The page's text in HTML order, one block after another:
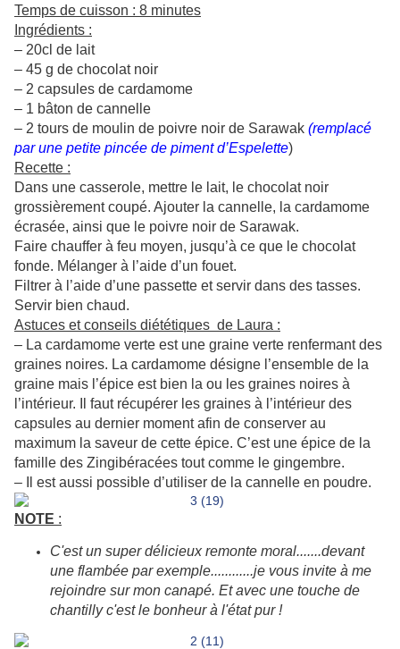
Temps de cuisson : 8 minutes
Ingrédients :
– 20cl de lait
– 45 g de chocolat noir
– 2 capsules de cardamome
– 1 bâton de cannelle
– 2 tours de moulin de poivre noir de Sarawak (remplacé
par une petite pincée de piment d’Espelette)
Recette :
Dans une casserole, mettre le lait, le chocolat noir
grossièrement coupé. Ajouter la cannelle, la cardamome
écrasée, ainsi que le poivre noir de Sarawak.
Faire chauffer à feu moyen, jusqu’à ce que le chocolat
fonde. Mélanger à l’aide d’un fouet.
Filtrer à l’aide d’une passette et servir dans des tasses.
Servir bien chaud.
Astuces et conseils diététiques de Laura :
– La cardamome verte est une graine verte renfermant des
graines noires. La cardamome désigne l’ensemble de la
graine mais l’épice est bien la ou les graines noires à
l’intérieur. Il faut récupérer les graines à l’intérieur des
capsules au dernier moment afin de conserver au
maximum la saveur de cette épice. C’est une épice de la
famille des Zingibéracées tout comme le gingembre.
– Il est aussi possible d’utiliser de la cannelle en poudre.
NOTE :
C'est un super délicieux remonte moral.......devant
une flambée par exemple............je vous invite à me
rejoindre sur mon canapé. Et avec une touche de
chantilly c'est le bonheur à l'état pur !